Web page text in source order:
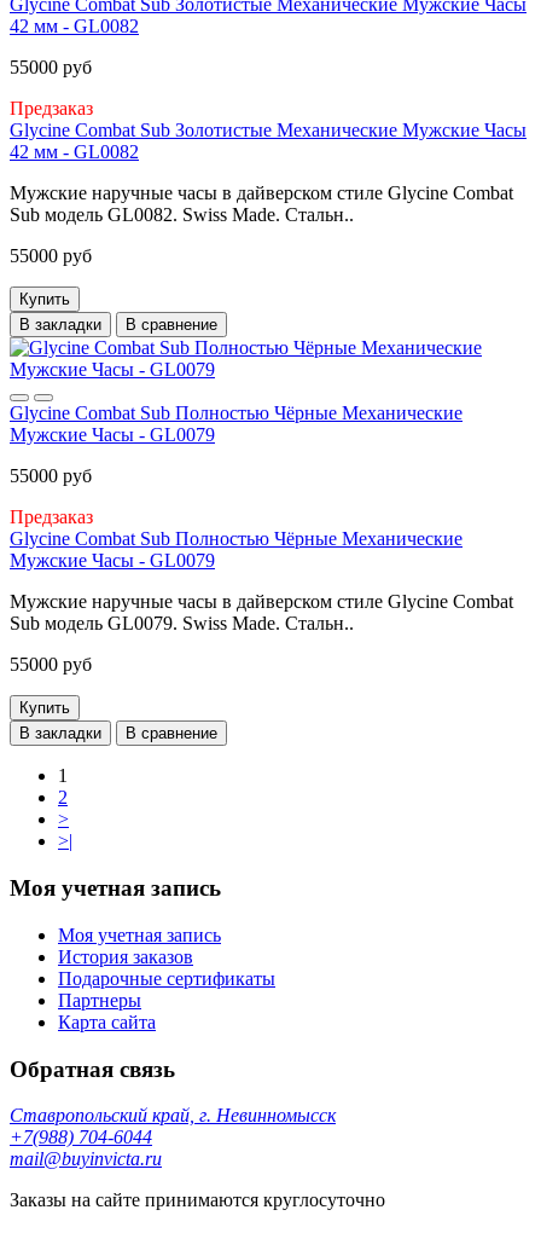
Glycine Combat Sub Золотистые Механические Мужские Часы
42 мм - GL0082
55000 руб
Предзаказ
Glycine Combat Sub Золотистые Механические Мужские Часы
42 мм - GL0082
Мужские наручные часы в дайверском стиле Glycine Combat
Sub модель GL0082. Swiss Made. Стальн..
55000 руб
Купить
В закладки
В сравнение
Glycine Combat Sub Полностью Чёрные Механические
Мужские Часы - GL0079
55000 руб
Предзаказ
Glycine Combat Sub Полностью Чёрные Механические
Мужские Часы - GL0079
Мужские наручные часы в дайверском стиле Glycine Combat
Sub модель GL0079. Swiss Made. Стальн..
55000 руб
Купить
В закладки
В сравнение
1
2
>
>|
Моя учетная запись
Моя учетная запись
История заказов
Подарочные сертификаты
Партнеры
Карта сайта
Обратная связь
Ставропольский край, г. Невинномысск
+7(988) 704-6044
mail@buyinvicta.ru
Заказы на сайте принимаются круглосуточно